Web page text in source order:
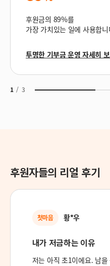
후원금의 89%를
가장 가치있는 일에 사용합
투명한 기부금 운영 자세히
1/ 3
후원자들의 리얼 후기
후원의 기쁨
새로운 육아의 시작
육아를 한 지도 까마